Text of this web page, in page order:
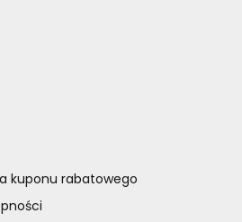
kuponu rabatowego